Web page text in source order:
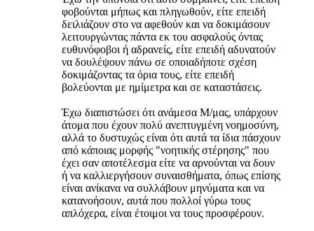
φοβούνται μήπως και πληγωθούν, είτε επειδή
δειλιάζουν στο να αφεθούν και να δοκιμάσουν
λειτουργώντας πάντα εκ του ασφαλούς όντας
ευθυνόφοβοι ή αδρανείς, είτε επειδή αδυνατούν
να δουλέψουν πάνω σε οποιαδήποτε σχέση
δοκιμάζοντας τα όρια τους, είτε επειδή
βολεύονται με ημίμετρα και σε καταστάσεις.
Έχω διαπιστώσει ότι ανάμεσα Μ/μας, υπάρχουν
άτομα που έχουν πολύ ανεπτυγμένη νοημοσύνη,
αλλά το δυστυχώς είναι ότι αυτά τα ίδια πάσχουν
από κάποιας μορφής "νοητικής στέρησης" που
έχει σαν αποτέλεσμα είτε να αρνούνται να δουν
ή να καλλιεργήσουν συναισθήματα, όπως επίσης
είναι ανίκανα να συλλάβουν μηνύματα και να
κατανοήσουν, αυτά που πολλοί γύρω τους
απλόχερα, είναι έτοιμοι να τους προσφέρουν.